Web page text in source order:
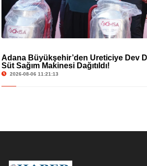
Adana Büyükşehir’den Üreticiye Dev
Süt Sağım Makinesi Dağıtıldı!
2026-08-06 11:21:13